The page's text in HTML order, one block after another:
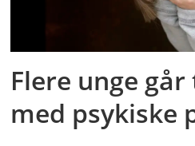
Flere unge
med psykiske